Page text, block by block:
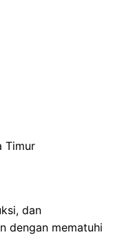
Timur
dan
dengan mematuhi